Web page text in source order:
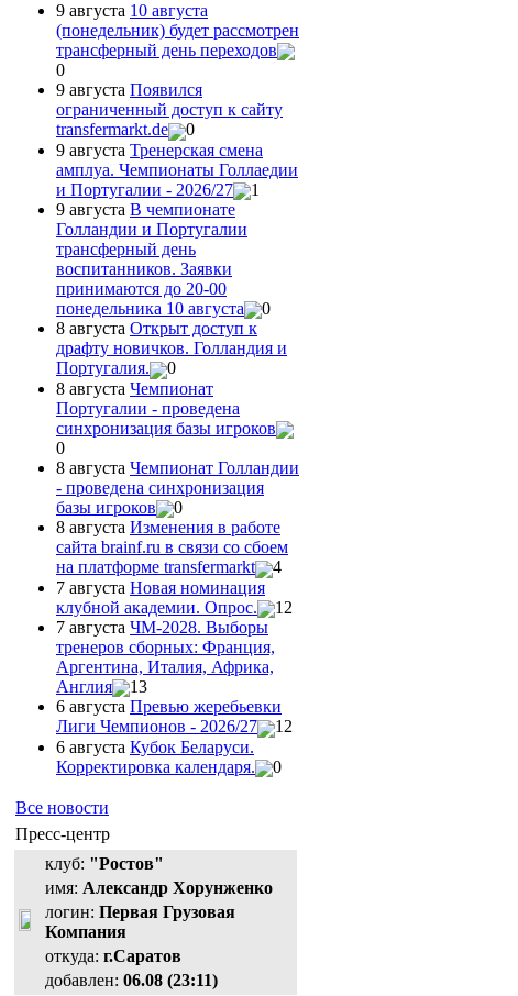
9 августа 10 августа
(понедельник) будет рассмотрен
трансферный день переходов
0
9 августа Появился
ограниченный доступ к сайту
transfermarkt.de
0
9 августа Тренерская смена
амплуа. Чемпионаты Голлаедии
и Португалии - 2026/27
1
9 августа В чемпионате
Голландии и Португалии
трансферный день
воспитанников. Заявки
принимаются до 20-00
понедельника 10 августа
0
8 августа Открыт доступ к
драфту новичков. Голландия и
Португалия.
0
8 августа Чемпионат
Португалии - проведена
синхронизация базы игроков
0
8 августа Чемпионат Голландии
- проведена синхронизация
базы игроков
0
8 августа Изменения в работе
сайта brainf.ru в связи со сбоем
на платформе transfermarkt
4
7 августа Новая номинация
клубной академии. Опрос.
12
7 августа ЧМ-2028. Выборы
тренеров сборных: Франция,
Аргентина, Италия, Африка,
Англия
13
6 августа Превью жеребьевки
Лиги Чемпионов - 2026/27
12
6 августа Кубок Беларуси.
Корректировка календаря.
0
Все новости
Пресс-центр
клуб: "Ростов"
имя: Александр Хорунженко
логин: Первая Грузовая
Компания
откуда: г.Саратов
добавлен: 06.08 (23:11)